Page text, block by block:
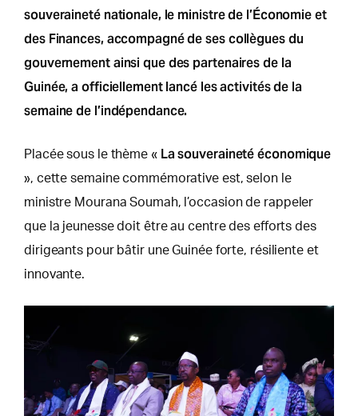
souveraineté nationale, le ministre de l’Économie et
des Finances, accompagné de ses collègues du
gouvernement ainsi que des partenaires de la
Guinée, a officiellement lancé les activités de la
semaine de l’indépendance.
Placée sous le thème « La souveraineté économique
», cette semaine commémorative est, selon le
ministre Mourana Soumah, l’occasion de rappeler
que la jeunesse doit être au centre des efforts des
dirigeants pour bâtir une Guinée forte, résiliente et
innovante.